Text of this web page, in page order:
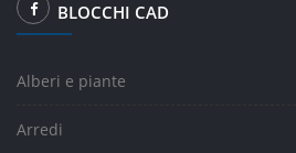
BLOCCHI CAD
Alberi e piante
Arredi